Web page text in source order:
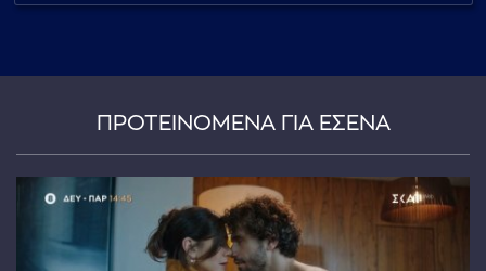
ΠΡΟΤΕΙΝΟΜΕΝΑ ΓΙΑ ΕΣΕΝΑ